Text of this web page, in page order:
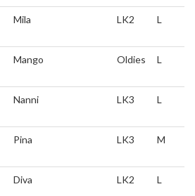
Mila LK2 L
Mango Oldies L
Nanni LK3 L
Pina LK3 M
Diva LK2 L